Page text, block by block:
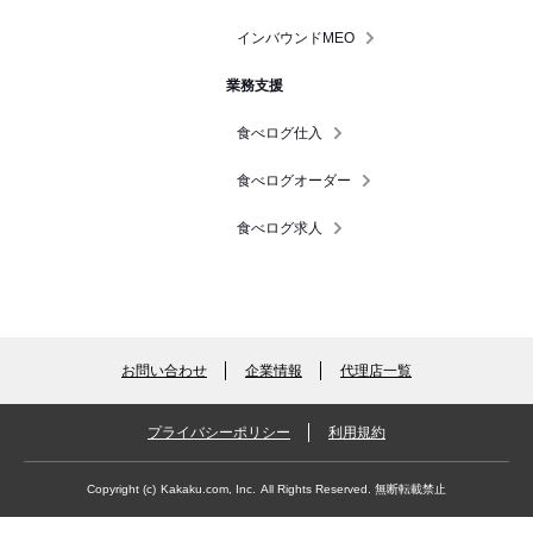
インバウンドMEO
業務支援
食べログ仕入
食べログオーダー
食べログ求人
お問い合わせ 企業情報 代理店一覧
プライバシーポリシー 利用規約
Copyright (c) Kakaku.com, Inc. All Rights Reserved. 無断転載禁止